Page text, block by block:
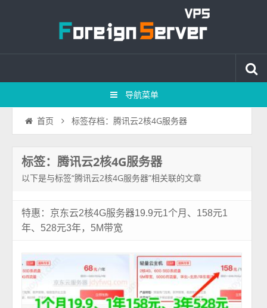
导航菜单
首页 标签存档：腾讯云2核4G服务器
标签：腾讯云2核4G服务器
以下是与标签“腾讯云2核4G服务器”相关联的文章
特惠：京东云2核4G服务器19.9元1个月、158元1
年、528元3年，5M带宽